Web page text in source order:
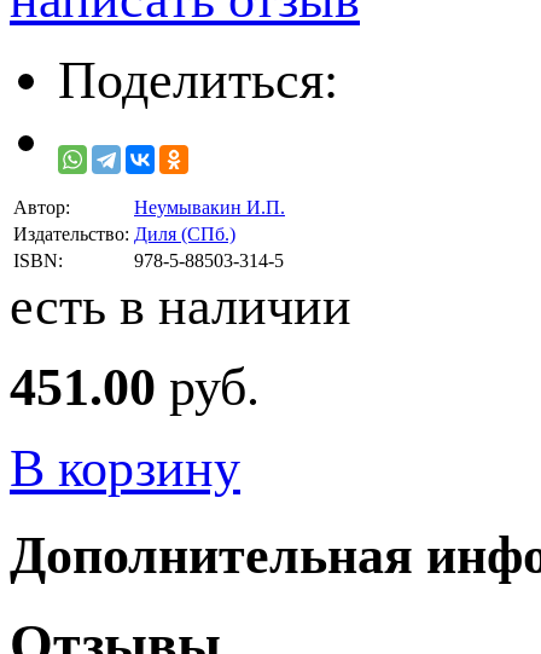
Поделиться:
Автор:
Неумывакин И.П.
Издательство: Диля (СПб.)
ISBN:
978-5-88503-314-5
есть в наличии
451.00 руб.
В корзину
Дополнительная